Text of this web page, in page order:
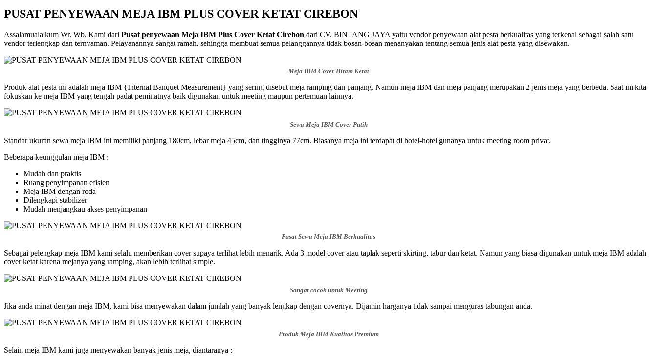
PUSAT PENYEWAAN MEJA IBM PLUS COVER KETAT CIREBON
Assalamualaikum Wr. Wb. Kami dari Pusat penyewaan Meja IBM Plus Cover Ketat Cirebon dari CV. BINTANG JAYA yaitu vendor penyewaan alat pesta berkualitas yang terkenal sebagai salah satu
vendor terlengkap dan ternyaman. Pelayanannya sangat ramah, sehingga membuat semua pelanggannya tidak bosan-bosan menanyakan tentang semua jenis alat pesta yang disewakan.
Meja IBM Cover Hitam Ketat
Produk alat pesta ini adalah meja IBM {Internal Banquet Measurement} yang sering disebut meja ramping dan panjang. Namun meja IBM dan meja panjang merupakan 2 jenis meja yang berbeda. Saat ini kita
fokuskan ke meja IBM yang tengah padat peminatnya baik digunakan untuk meeting maupun pertemuan lainnya.
Sewa Meja IBM Cover Putih
Standar ukuran sewa meja IBM ini memiliki panjang 180cm, lebar meja 45cm, dan tingginya 77cm. Biasanya meja ini terdapat di hotel-hotel gunanya untuk meeting room privat.
Beberapa keunggulan meja IBM :
Mudah dan praktis
Ruang penyimpanan efisien
Meja IBM dengan roda
Dilengkapi stabilizer
Mudah menjangkau akses penyimpanan
Pusat Sewa Meja IBM Berkualitas
Sebagai pelengkap meja IBM kami selalu memberikan cover supaya terlihat lebih menarik. Ada 3 model cover atau taplak seperti skirting, tabur dan ketat. Namun yang biasa digunakan untuk meja IBM adalah
cover ketat karena mejanya yang ramping, akan lebih terlihat simple.
Sangat cocok untuk Meeting
Jika anda minat dengan meja IBM, kami bisa menyewakan dalam jumlah yang banyak lengkap dengan covernya. Dijamin harganya tidak sampai menguras tabungan anda.
Produk Meja IBM Kualitas Premium
Selain meja IBM kami juga menyewakan banyak jenis meja, diantaranya :